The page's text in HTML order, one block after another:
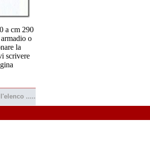
a cm 290
o
la
scrivere
.....